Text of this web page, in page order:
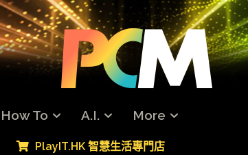
How To A.I. More
PlayIT.HK 智慧生活專門店